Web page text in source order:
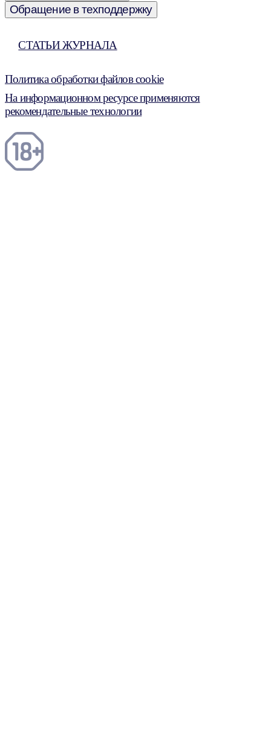
Обращение в техподдержку
СТАТЬИ ЖУРНАЛА
Политика обработки файлов cookie
На информационном ресурсе применяются
рекомендательные технологии